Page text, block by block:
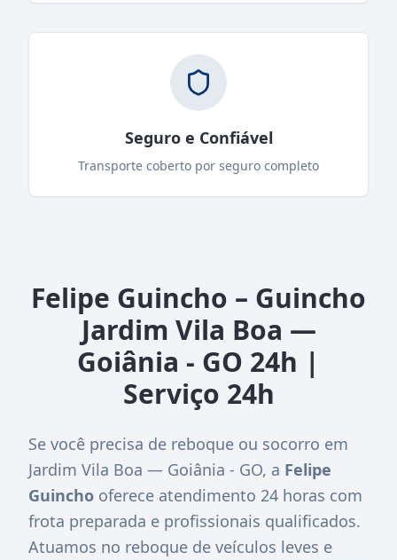
Seguro e Confiável
Transporte coberto por seguro completo
Felipe Guincho – Guincho
Jardim Vila Boa —
Goiânia - GO 24h |
Serviço 24h
Se você precisa de reboque ou socorro em
Jardim Vila Boa — Goiânia - GO, a Felipe
Guincho oferece atendimento 24 horas com
frota preparada e profissionais qualificados.
Atuamos no reboque de veículos leves e